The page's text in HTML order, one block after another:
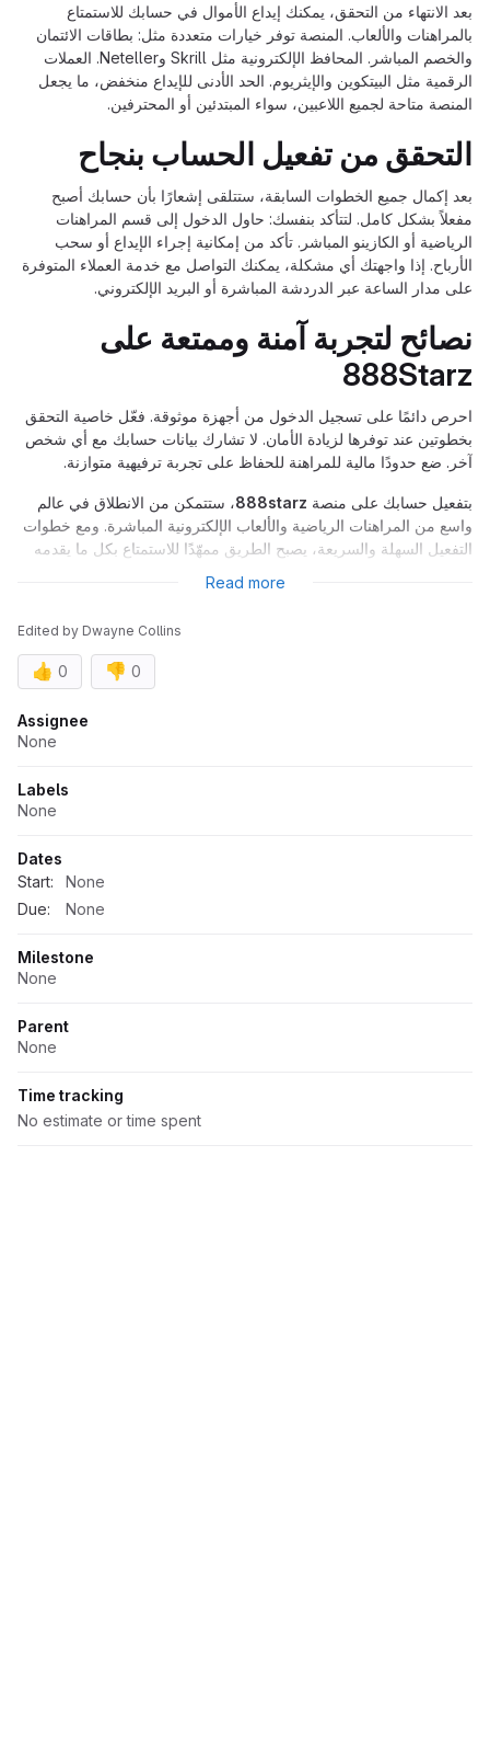
بعد الانتهاء من التحقق، يمكنك إيداع الأموال في حسابك للاستمتاع
بالمراهنات والألعاب. المنصة توفر خيارات متعددة مثل: بطاقات الائتمان
والخصم المباشر. المحافظ الإلكترونية مثل Skrill وNeteller. العملات
الرقمية مثل البيتكوين والإيثريوم. الحد الأدنى للإيداع منخفض، ما يجعل
المنصة متاحة لجميع اللاعبين، سواء المبتدئين أو المحترفين.
التحقق من تفعيل الحساب بنجاح
بعد إكمال جميع الخطوات السابقة، ستتلقى إشعارًا بأن حسابك أصبح
مفعلاً بشكل كامل. لتتأكد بنفسك: حاول الدخول إلى قسم المراهنات
الرياضية أو الكازينو المباشر. تأكد من إمكانية إجراء الإيداع أو سحب
الأرباح. إذا واجهتك أي مشكلة، يمكنك التواصل مع خدمة العملاء المتوفرة
على مدار الساعة عبر الدردشة المباشرة أو البريد الإلكتروني.
نصائح لتجربة آمنة وممتعة على
888Starz
احرص دائمًا على تسجيل الدخول من أجهزة موثوقة. فعّل خاصية التحقق
بخطوتين عند توفرها لزيادة الأمان. لا تشارك بيانات حسابك مع أي شخص
آخر. ضع حدودًا مالية للمراهنة للحفاظ على تجربة ترفيهية متوازنة.
بتفعيل حسابك على منصة 888starz، ستتمكن من الانطلاق في عالم
واسع من المراهنات الرياضية والألعاب الإلكترونية المباشرة. ومع خطوات
التفعيل السهلة والسريعة، يصبح الطريق ممهّدًا للاستمتاع بكل ما يقدمه
Read more
Edited by Dwayne Collins
👍 0 👎 0
Assignee
None
Labels
None
Dates
Start:
None
Due:
None
Milestone
None
Parent
None
Time tracking
No estimate or time spent